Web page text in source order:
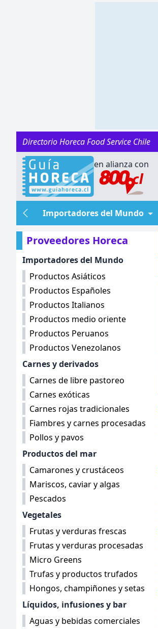
Directorio Horeca Food Service Chile
en alianza con
Importadores del Mundo
Proveedores Horeca
Importadores del Mundo
Productos Asiáticos
Productos Españoles
Productos Italianos
Productos medio oriente
Productos Peruanos
Productos Venezolanos
Carnes y derivados
Carnes de libre pastoreo
Carnes exóticas
Carnes rojas tradicionales
Fiambres y carnes procesadas
Pollos y pavos
Productos del mar
Camarones y crustáceos
Mariscos, caviar y algas
Pescados
Vegetales
Frutas y verduras frescas
Frutas y verduras procesadas
Micro Greens
Trufas y productos trufados
Hongos, champiñones y setas
Líquidos, infusiones y bar
Aguas y bebidas comerciales